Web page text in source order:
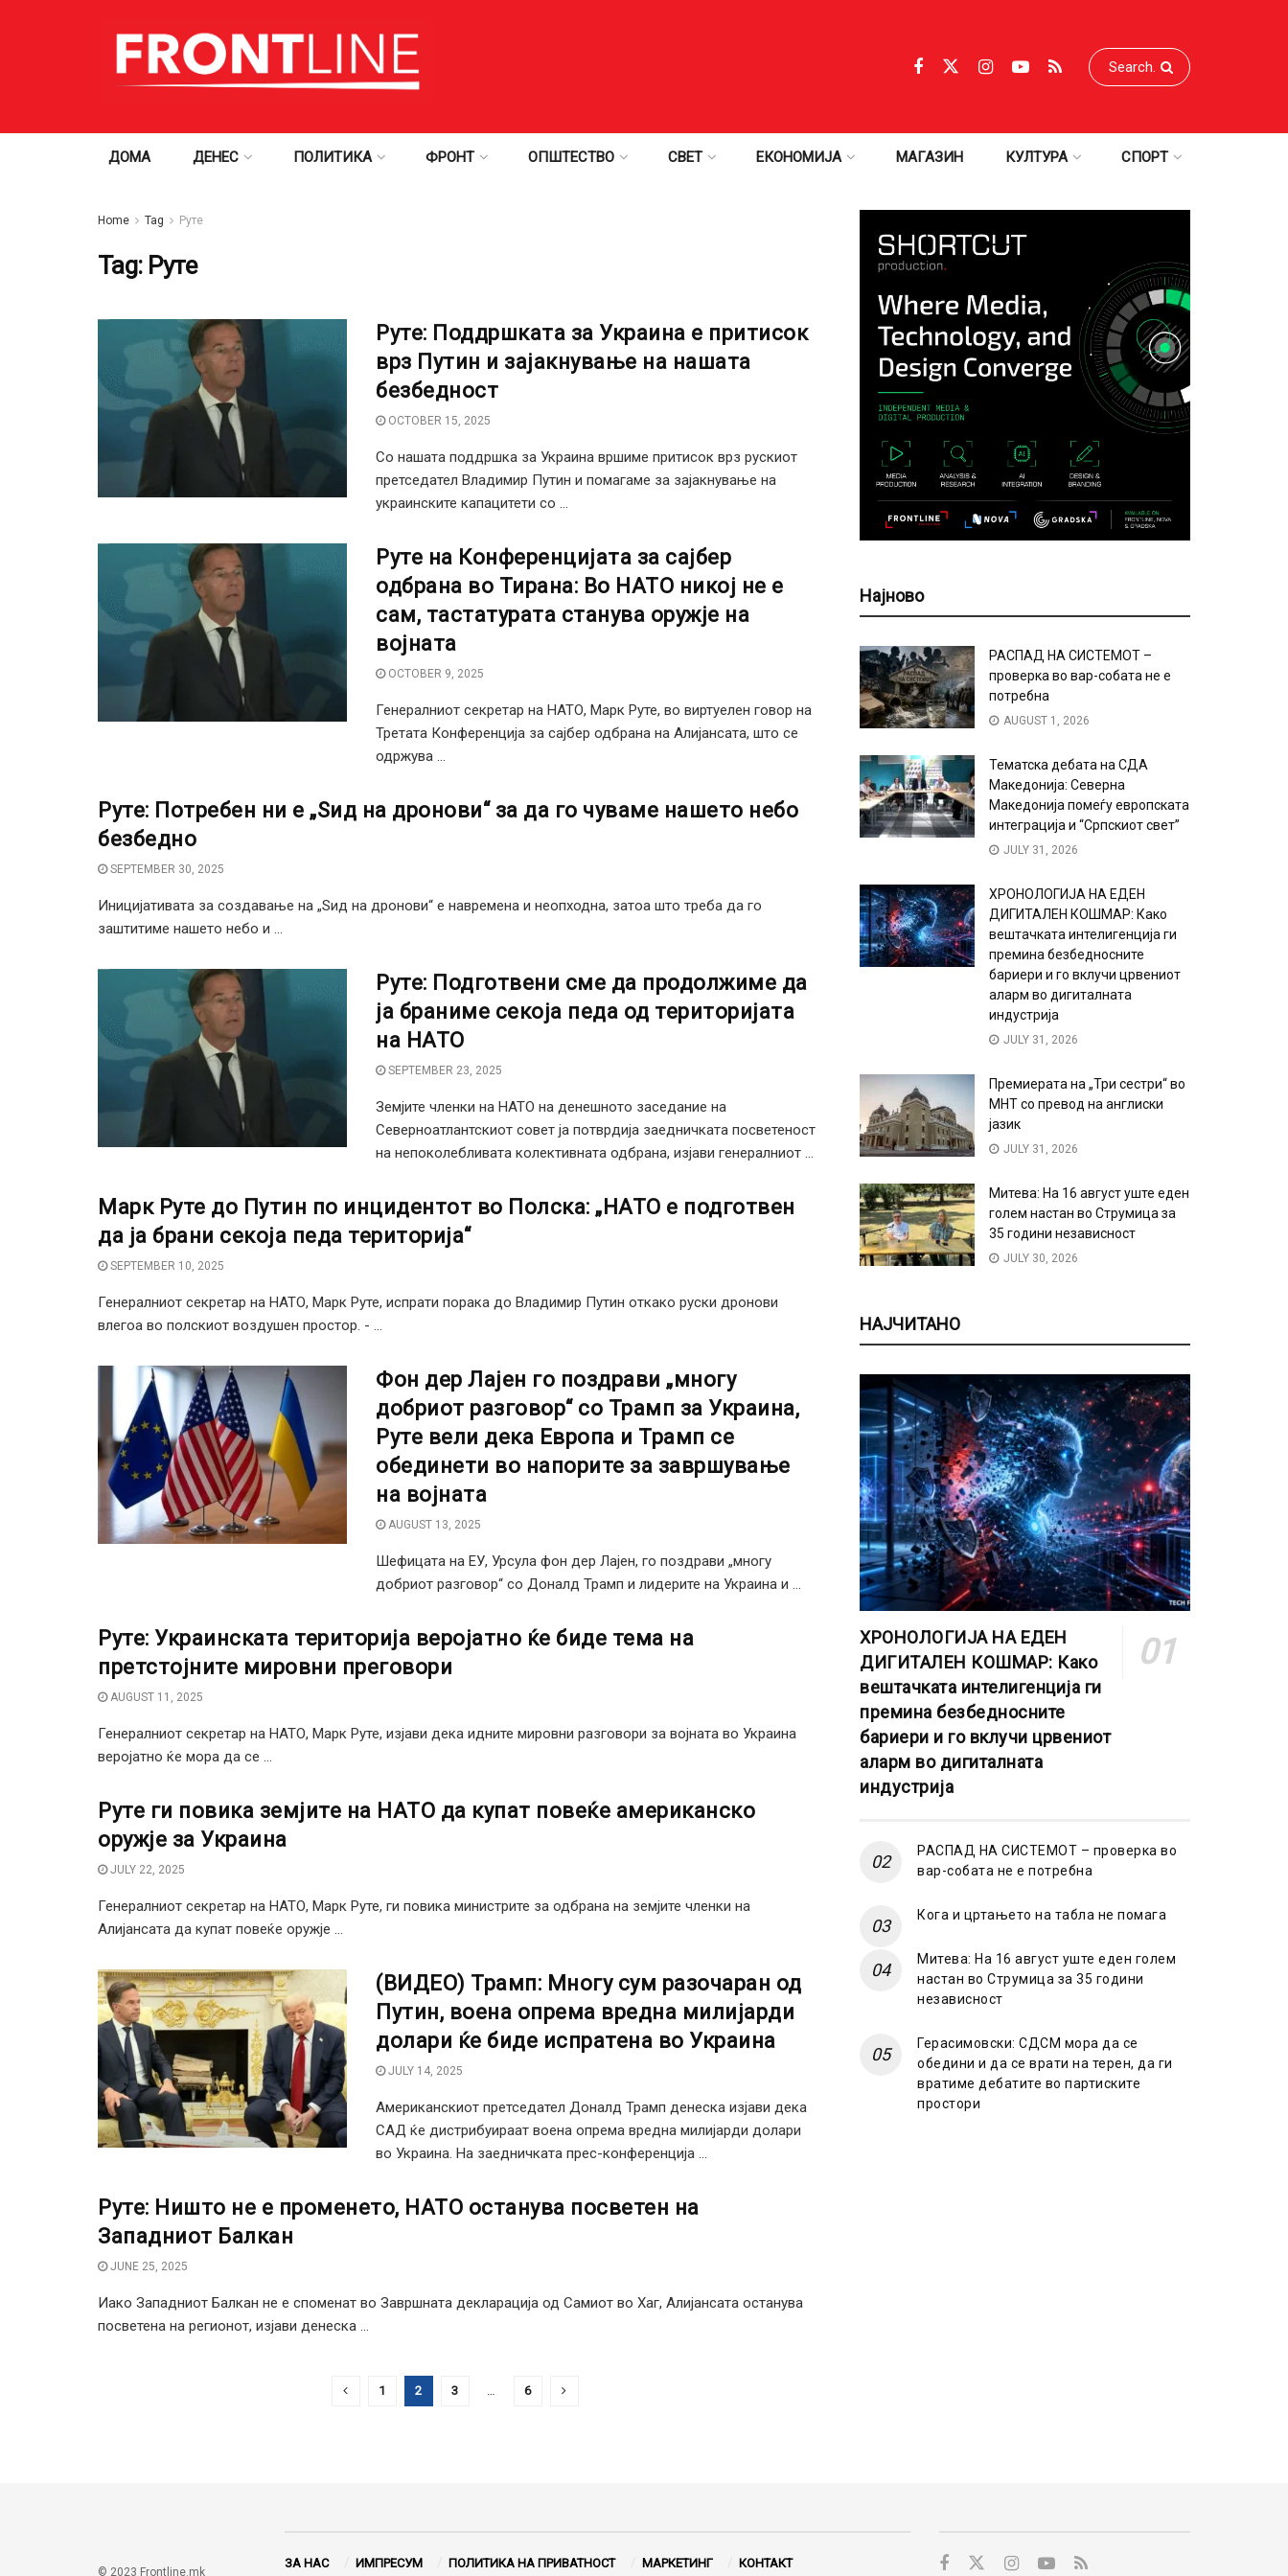
ДОМА ДЕНЕС ПОЛИТИКА ФРОНТ ОПШТЕСТВО СВЕТ ЕКОНОМИЈА МАГАЗИН КУЛТУРА СПОРТ
Home Tag Руте
Tag: Руте
Руте: Поддршката за Украина е притисок
врз Путин и зајакнување на нашата
безбедност
OCTOBER 15, 2025
Со нашата поддршка за Украина вршиме притисок врз рускиот
претседател Владимир Путин и помагаме за зајакнување на
украинските капацитети со ...
Руте на Конференцијата за сајбер
одбрана во Тирана: Во НАТО никој не е
сам, тастатурата станува оружје на
војната
OCTOBER 9, 2025
Генералниот секретар на НАТО, Марк Руте, во виртуелен говор на
Третата Конференција за сајбер одбрана на Aлијансата, што се
одржува ...
Руте: Потребен ни е „Ѕид на дронови“ за да го чуваме нашето небо
безбедно
SEPTEMBER 30, 2025
Иницијативата за создавање на „Ѕид на дронови“ е навремена и неопходна, затоа што треба да го
заштитиме нашето небо и ...
Руте: Подготвени сме да продолжиме да
ја браниме секоја педа од територијата
на НАТО
SEPTEMBER 23, 2025
Земјите членки на НАТО на денешното заседание на
Северноатлантскиот совет ја потврдија заедничката посветеност
на непоколебливата колективната одбрана, изјави генералниот ...
Марк Руте до Путин по инцидентот во Полска: „НАТО е подготвен
да ја брани секоја педа територија“
SEPTEMBER 10, 2025
Генералниот секретар на НАТО, Марк Руте, испрати порака до Владимир Путин откако руски дронови
влегоа во полскиот воздушен простор. - ...
Фон дер Лајен го поздрави „многу
добриот разговор“ со Трамп за Украина,
Руте вели дека Европа и Трамп се
обединети во напорите за завршување
на војната
AUGUST 13, 2025
Шефицата на ЕУ, Урсула фон дер Лајен, го поздрави „многу
добриот разговор“ со Доналд Трамп и лидерите на Украина и ...
Руте: Украинската територија веројатно ќе биде тема на
претстојните мировни преговори
AUGUST 11, 2025
Генералниот секретар на НАТО, Марк Руте, изјави дека идните мировни разговори за војната во Украина
веројатно ќе мора да се ...
Руте ги повика земјите на НАТО да купат повеќе американско
оружје за Украина
JULY 22, 2025
Генералниот секретар на НАТО, Марк Руте, ги повика министрите за одбрана на земјите членки на
Алијансата да купат повеќе оружје ...
(ВИДЕО) Трамп: Многу сум разочаран од
Путин, воена опрема вредна милијарди
долари ќе биде испратена во Украина
JULY 14, 2025
Американскиот претседател Доналд Трамп денеска изјави дека
САД ќе дистрибуираат воена опрема вредна милијарди долари
во Украина. На заедничката прес-конференција ...
Руте: Ништо не е променето, НАТО останува посветен на
Западниот Балкан
JUNE 25, 2025
Иако Западниот Балкан не е споменат во Завршната декларација од Самиот во Хаг, Алијансата останува
посветена на регионот, изјави денеска ...
1 2 3 … 6
Најново
РАСПАД НА СИСТЕМОТ –
проверка во вар-собата не е
потребна
AUGUST 1, 2026
Тематска дебата на СДА
Македонија: Северна
Македонија помеѓу европската
интеграција и “Српскиот свет”
JULY 31, 2026
ХРОНОЛОГИЈА НА ЕДЕН
ДИГИТАЛЕН КОШМАР: Како
вештачката интелигенција ги
премина безбедносните
бариери и го вклучи црвениот
аларм во дигиталната
индустрија
JULY 31, 2026
Премиерата на „Три сестри“ во
МНТ со превод на англиски
јазик
JULY 31, 2026
Митева: На 16 август уште еден
голем настан во Струмица за
35 години независност
JULY 30, 2026
НАЈЧИТАНО
ХРОНОЛОГИЈА НА ЕДЕН
ДИГИТАЛЕН КОШМАР: Како
вештачката интелигенција ги
премина безбедносните
бариери и го вклучи црвениот
аларм во дигиталната
индустрија
РАСПАД НА СИСТЕМОТ – проверка во
вар-собата не е потребна
Кога и цртањето на табла не помага
Митева: На 16 август уште еден голем
настан во Струмица за 35 години
независност
Герасимовски: СДСМ мора да се
обедини и да се врати на терен, да ги
вратиме дебатите во партиските
простори
© 2023 Frontline.mk
ЗА НАС ИМПРЕСУМ ПОЛИТИКА НА ПРИВАТНОСТ МАРКЕТИНГ КОНТАКТ